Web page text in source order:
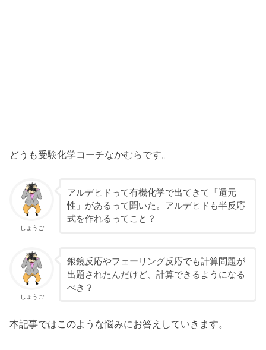
どうも受験化学コーチなかむらです。
しょうご
アルデヒドって有機化学で出てきて「還元
性」があるって聞いた。アルデヒドも半反応
式を作れるってこと？
しょうご
銀鏡反応やフェーリング反応でも計算問題が
出題されたんだけど、計算できるようになる
べき？
本記事ではこのような悩みにお答えしていきます。